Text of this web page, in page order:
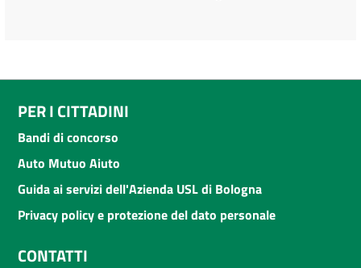
PER I CITTADINI
Bandi di concorso
Auto Mutuo Aiuto
Guida ai servizi dell'Azienda USL di Bologna
Privacy policy e protezione del dato personale
CONTATTI